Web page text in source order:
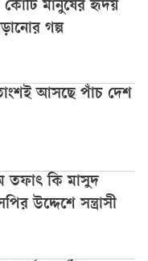
মানুষের হৃদয়
গল্প
আসছে পাঁচ দেশ
তফাৎ কি মাসুদ
উদ্দেশে সন্ত্রাসী